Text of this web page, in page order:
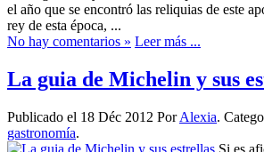
el año que se encontró las reliquias de este
rey de esta época, ...
No hay comentarios » Leer más ...
La guia de Michelin y sus
Publicado el 18 Déc 2012 PorAlexia.
gastronomía.
Si es